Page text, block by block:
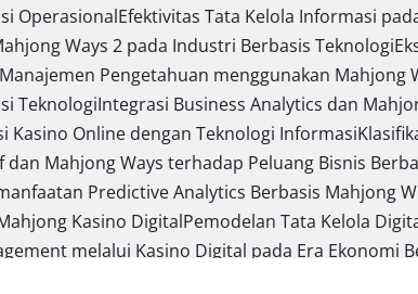
OperasionalEfektivitas Tata Kelola Informasi
Ways 2 pada Industri Berbasis Teknologi
Pengetahuan menggunakan Mahjong
TeknologiIntegrasi Business Analytics dan
Online dengan Teknologi Informasi
Mahjong Ways terhadap Peluang Bisnis
Predictive Analytics Berbasis Mahjong
Kasino DigitalPemodelan Tata Kelola
melalui Kasino Digital pada Era Ekonomi